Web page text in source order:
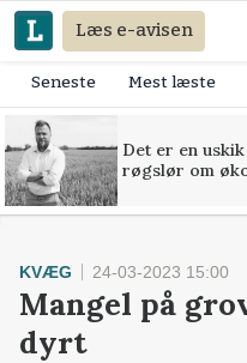
Læs e-avisen
Seneste Mest læste
Det er en
røgslør om
KVÆG 24-03-2023 15:00
Mangel på
dyrt